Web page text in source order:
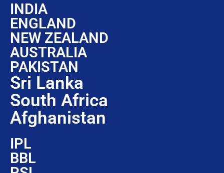
INDIA
ENGLAND
NEW ZEALAND
AUSTRALIA
PAKISTAN
Sri Lanka
South Africa
Afghanistan
IPL
BBL